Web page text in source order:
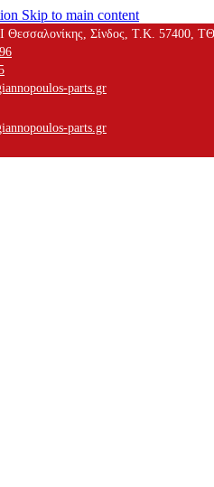
Skip to main content
Θεσσαλονίκης, Σίνδος, Τ.Κ. 57400,
parts.gr
parts.gr